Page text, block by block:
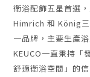
衛浴配飾五星首選，
Himrich 和 König三
一品牌，主要生產
KEUCO一直秉持「
舒適衛浴空間」的